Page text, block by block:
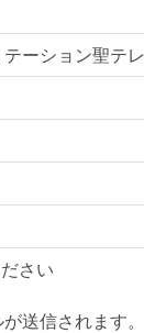
ーション聖テ
さい
送信されます